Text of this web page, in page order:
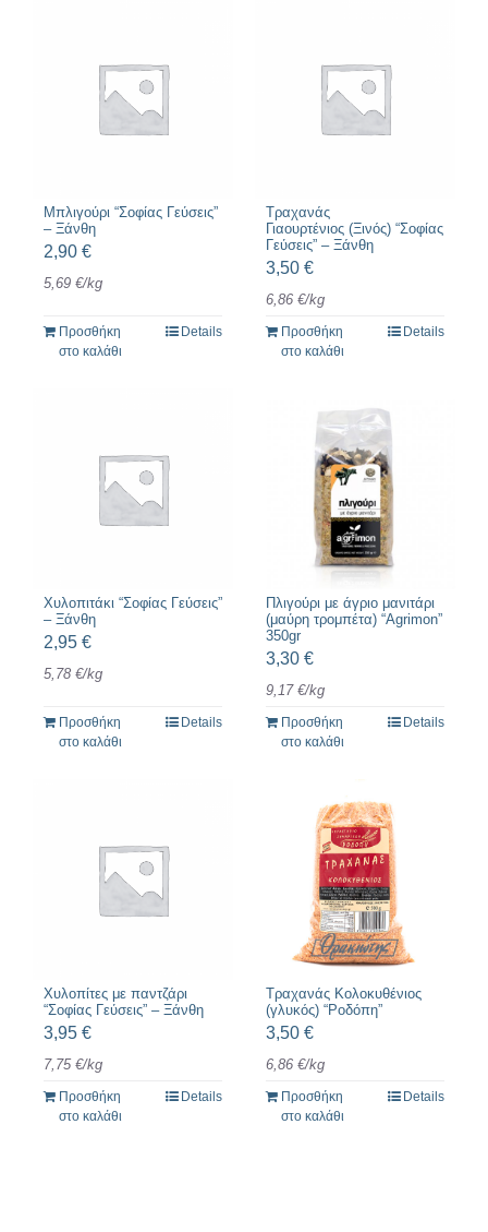
Mπλιγούρι “Σοφίας Γεύσεις”
– Ξάνθη
2,90 €
5,69 €/kg
Προσθήκη
στο καλάθι
Details
Τραχανάς
Γιαουρτένιος (Ξινός) “Σοφίας
Γεύσεις” – Ξάνθη
3,50 €
6,86 €/kg
Προσθήκη
στο καλάθι
Details
Χυλοπιτάκι “Σοφίας Γεύσεις”
– Ξάνθη
2,95 €
5,78 €/kg
Προσθήκη
στο καλάθι
Details
Πλιγούρι με άγριο μανιτάρι
(μαύρη τρομπέτα) “Agrimon”
350gr
3,30 €
9,17 €/kg
Προσθήκη
στο καλάθι
Details
Χυλοπίτες με παντζάρι
“Σοφίας Γεύσεις” – Ξάνθη
3,95 €
7,75 €/kg
Προσθήκη
στο καλάθι
Details
Τραχανάς Κολοκυθένιος
(γλυκός) “Ροδόπη”
3,50 €
6,86 €/kg
Προσθήκη
στο καλάθι
Details